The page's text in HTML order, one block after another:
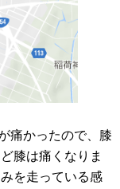
痛かったので、膝
膝は痛くなりま
を走っている感